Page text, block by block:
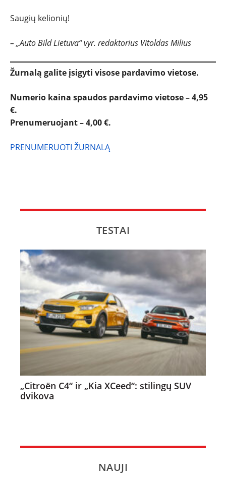
Saugių kelionių!
– „Auto Bild Lietuva“ vyr. redaktorius Vitoldas Milius
Žurnalą galite įsigyti visose pardavimo vietose.
Numerio kaina spaudos pardavimo vietose – 4,95
€.
Prenumeruojant – 4,00 €.
PRENUMERUOTI ŽURNALĄ
TESTAI
„Citroën C4“ ir „Kia XCeed“: stilingų SUV
dvikova
NAUJI